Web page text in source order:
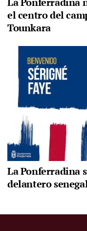
el centro del
Tounkara
La Ponferradina
delantero